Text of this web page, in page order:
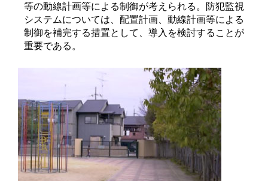
等の動線計画等による制御が考えられる。防犯監視
システムについては、配置計画、動線計画等による
制御を補完する措置として、導入を検討することが
重要である。